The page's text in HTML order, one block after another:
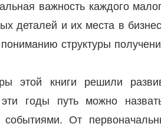
важность каждого
деталей и их места в
структуры
этой книги решили
эти годы путь можно
От